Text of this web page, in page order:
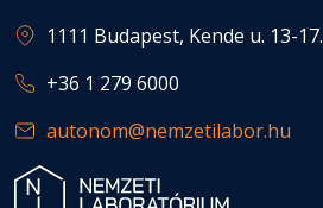
1111 Budapest, Kende u. 13-17.
+36 1 279 6000
autonom@nemzetilabor.hu